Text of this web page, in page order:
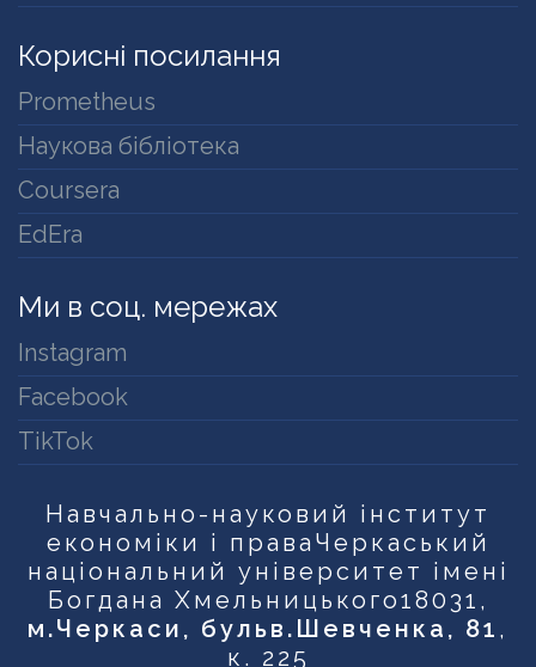
Корисні посилання
Prometheus
Наукова бібліотека
Coursera
EdEra
Ми в соц. мережах
Instagram
Facebook
TikTok
Навчально-науковий інститут
економіки і права Черкаський
національний університет імені
Богдана Хмельницького18031,
м.Черкаси, бульв.Шевченка, 81 ,
к. 225